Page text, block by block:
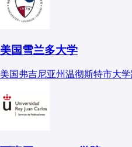
美国雪兰多大学
美国弗吉尼亚州温彻斯特市大